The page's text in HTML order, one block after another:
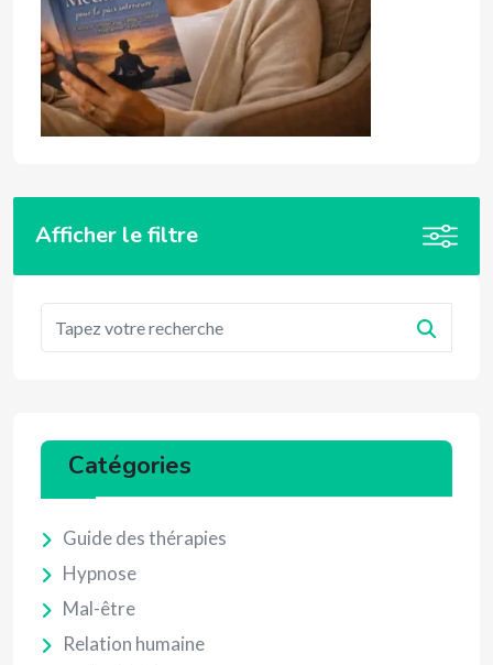
Afficher le filtre
Catégories
Guide des thérapies
Hypnose
Mal-être
Relation humaine